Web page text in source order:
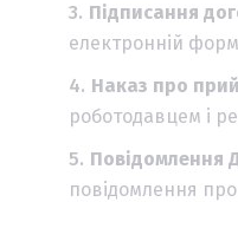
Підписання
електронній
Наказ про
роботодавцем і
Повідомлення
повідомлення